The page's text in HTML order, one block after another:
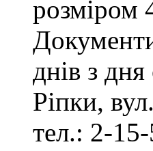
розміром
днів з
Ріпки,
тел.: 2-